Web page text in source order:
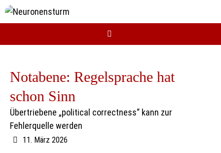
Zum
Notabene: Regelsprache hat
schon Sinn
Übertriebene „political correctness“ kann zur
Fehlerquelle werden
11. März 2026